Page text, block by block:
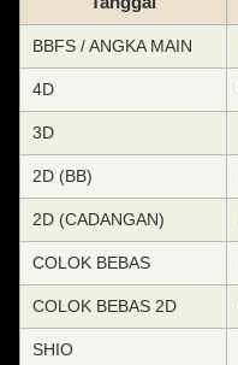
BBFS / ANGKA MAIN
4D
3D
2D (BB)
2D (CADANGAN)
COLOK BEBAS
COLOK BEBAS 2D
SHIO